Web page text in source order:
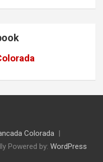
Colorada
Powered by: WordPress